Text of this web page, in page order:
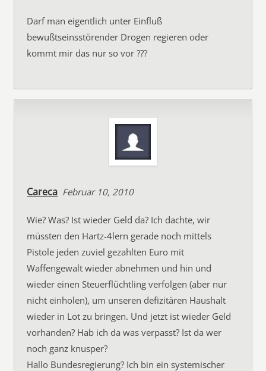
Darf man eigentlich unter Einfluß
bewußtseinsstörender Drogen regieren oder
kommt mir das nur so vor ???
Careca Februar 10, 2010
Wie? Was? Ist wieder Geld da? Ich dachte, wir
müssten den Hartz-4lern gerade noch mittels
Pistole jeden zuviel gezahlten Euro mit
Waffengewalt wieder abnehmen und hin und
wieder einen Steuerflüchtling verfolgen (aber nur
nicht einholen), um unseren defizitären Haushalt
wieder in Lot zu bringen. Und jetzt ist wieder Geld
vorhanden? Hab ich da was verpasst? Ist da wer
noch ganz knusper?
Hallo Bundesregierung? Ich bin ein systemischer